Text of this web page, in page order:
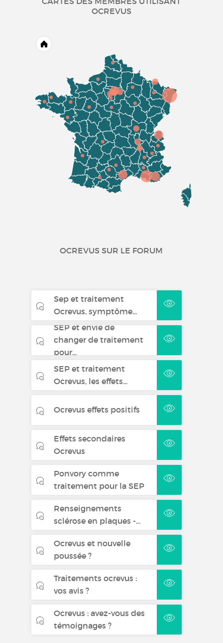
OCREVUS
OCREVUS SUR LE FORUM
Sep et traitement
Ocrevus, symptôme...
SEP et envie de
changer de traitement
pour...
SEP et traitement
Ocrevus, les effets...
Ocrevus effets positifs
Effets secondaires
Ocrevus
Ponvory comme
traitement pour la SEP
Renseignements
sclérose en plaques -...
Ocrevus et nouvelle
poussée ?
Traitements ocrevus :
vos avis ?
Ocrevus : avez-vous des
témoignages ?